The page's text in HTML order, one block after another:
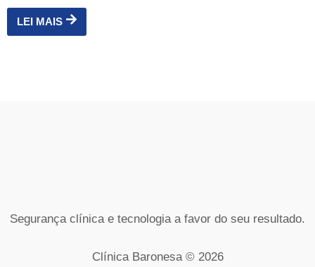
LEI MAIS
Segurança clínica e tecnologia a favor do seu resultado.
Clínica Baronesa © 2026